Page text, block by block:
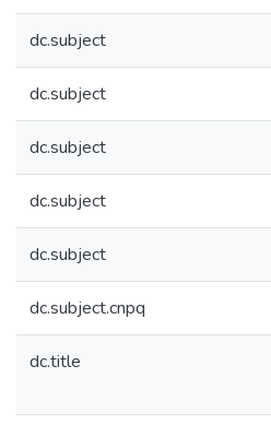
dc.subject
dc.subject
dc.subject
dc.subject
dc.subject
dc.subject.cnpq
dc.title